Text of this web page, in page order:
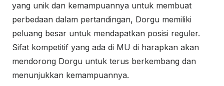
yang unik dan kemampuannya untuk membuat
perbedaan dalam pertandingan, Dorgu memiliki
peluang besar untuk mendapatkan posisi reguler.
Sifat kompetitif yang ada di MU di harapkan akan
mendorong Dorgu untuk terus berkembang dan
menunjukkan kemampuannya.